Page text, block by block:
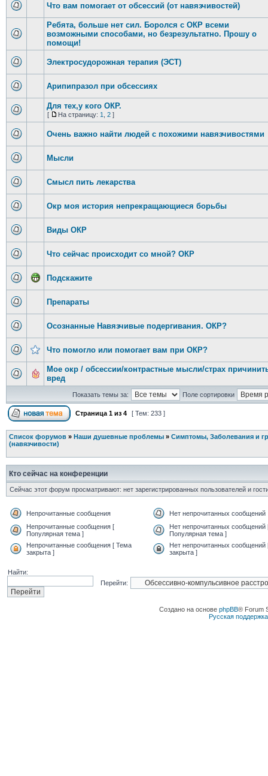
Что вам помогает от обсессий (от навязчивостей)
Ребята, больше нет сил. Боролся с ОКР всеми
возможными способами, но безрезультатно. Прошу о
помощи!
Электросудорожная терапия (ЭСТ)
Арипипразол при обсессиях
Для тех,у кого ОКР.
[ На страницу: 1 2]
Очень важно найти людей с похожими навязчивостями
Мысли
Смысл пить лекарства
Окр моя история непрекращающиеся борьбы
Виды ОКР
Что сейчас происходит со мной? ОКР
Подскажите
Препараты
Осознанные Навязчивые подергивания. ОКР?
Что помогло или помогает вам при ОКР?
Мое окр / обсессии/контрастные мысли/страх
вред
Показать темы за: Поле сортировки
Страница 1из 4 [ Тем: 233 ]
Список форумов» Наши душевные проблемы» Симптомы, Заболевания и
(навязчивости)
Кто сейчас на конференции
Сейчас этот форум просматривают: нет зарегистрированных пользователей и
Непрочитанные сообщения
Нет непрочитанных сообщений
Непрочитанные сообщения [
Популярная тема ]
Нет непрочитанных сообщений
Популярная тема ]
Непрочитанные сообщения [ Тема
закрыта ]
Нет непрочитанных сообщений
закрыта ]
Найти:
Перейти:
Создано на основе phpBB® Forum
Русская